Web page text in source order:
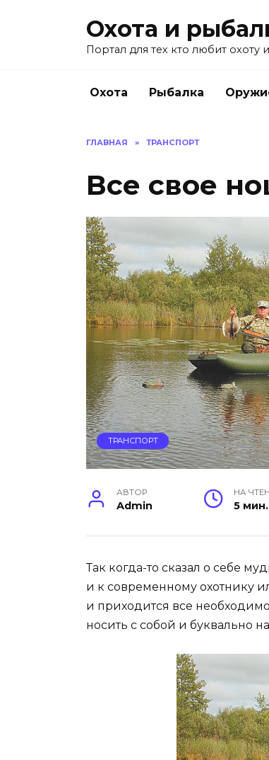
Охота и
Портал для тех кто любит охоту
Охота Рыбалка
ГЛАВНАЯ » ТРАНСПОРТ
Все свое
ТРАНСПОРТ
АВТОР
Admin
НА
5 мин.
Так когда-то сказал о себе
и к современному охотнику
и приходится все
носить с собой и буквально